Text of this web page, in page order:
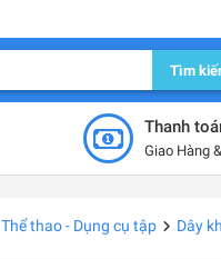
Tìm
Thanh
Giao Hàng
Thể thao - Dụng cụ tập Dây